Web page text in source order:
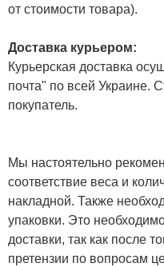
от стоимости товара).
Доставка курьером:
Курьерская доставка
почта" по всей Украине.
покупатель.
Мы настоятельно
соответствие веса и
накладной. Также
упаковки. Это
доставки, так как после
претензии по вопросам